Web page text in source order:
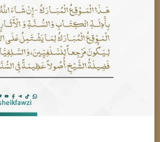
كشف الستر في